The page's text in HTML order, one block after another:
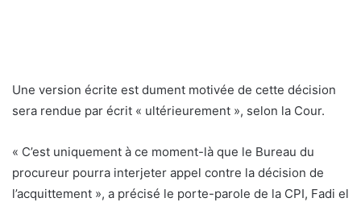
Une version écrite est dument motivée de cette décision
sera rendue par écrit « ultérieurement », selon la Cour.
« C’est uniquement à ce moment-là que le Bureau du
procureur pourra interjeter appel contre la décision de
l’acquittement », a précisé le porte-parole de la CPI, Fadi el